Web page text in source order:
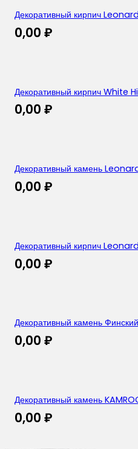
Декоративный кирпич
0,00 ₽
Декоративный кирпич White
0,00 ₽
Декоративный камень
0,00 ₽
Декоративный кирпич
0,00 ₽
Декоративный камень
0,00 ₽
Декоративный камень
0,00 ₽